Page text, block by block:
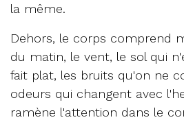
la même.
Dehors, le corps comprend
du matin, le vent, le sol qui
fait plat, les bruits qu'on ne
odeurs qui changent avec
ramène l'attention dans le